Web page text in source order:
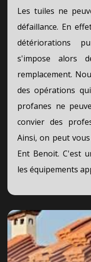
Les tuiles ne
défaillance. En
détériorations
s'impose alors
remplacement.
des opérations
profanes ne
convier des
Ainsi, on peut
Ent Benoit. C'est
les équipements